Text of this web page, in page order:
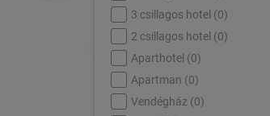
3 csillagos hotel (0)
2 csillagos hotel (0)
Aparthotel (0)
Apartman (0)
Vendégház (0)